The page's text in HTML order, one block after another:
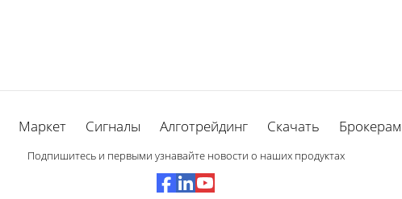
Маркет Сигналы Алготрейдинг Скачать Брокерам
Подпишитесь и первыми узнавайте новости о наших продуктах